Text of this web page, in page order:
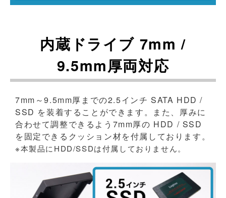
内蔵ドライブ 7mm /
9.5mm厚両対応
7mm～9.5mm厚までの2.5インチ SATA HDD /
SSD を装着することができます。また、厚みに
合わせて調整できるよう7mm厚の HDD / SSD
を固定できるクッション材を付属しております。
※本製品にHDD/SSDは付属しておりません。